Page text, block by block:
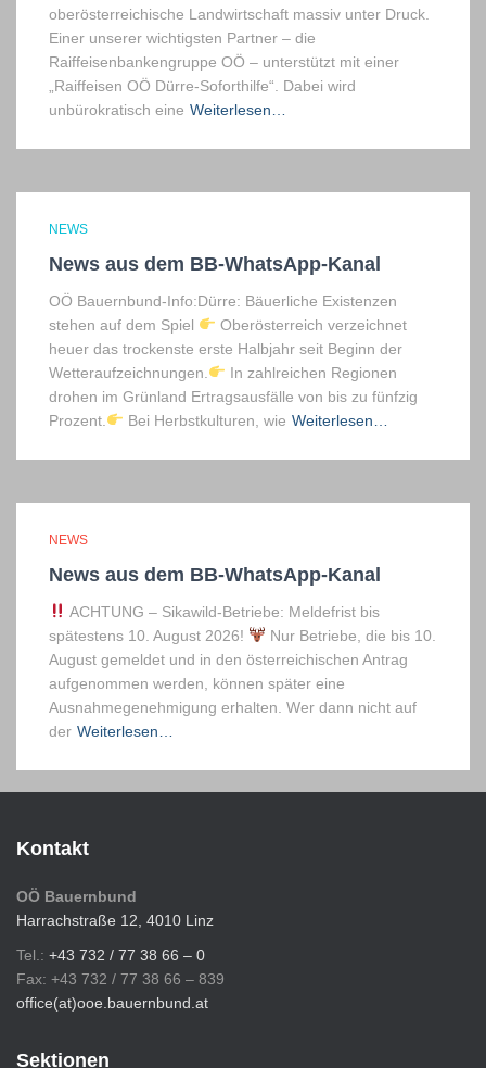
oberösterreichische Landwirtschaft massiv unter Druck.
Einer unserer wichtigsten Partner – die
Raiffeisenbankengruppe OÖ – unterstützt mit einer
„Raiffeisen OÖ Dürre-Soforthilfe“. Dabei wird
unbürokratisch eine Weiterlesen…
NEWS
News aus dem BB-WhatsApp-Kanal
OÖ Bauernbund-Info:Dürre: Bäuerliche Existenzen
stehen auf dem Spiel
Oberösterreich verzeichnet
heuer das trockenste erste Halbjahr seit Beginn der
Wetteraufzeichnungen.
In zahlreichen Regionen
drohen im Grünland Ertragsausfälle von bis zu fünfzig
Prozent.
Bei Herbstkulturen, wie Weiterlesen…
NEWS
News aus dem BB-WhatsApp-Kanal
ACHTUNG – Sikawild-Betriebe: Meldefrist bis
spätestens 10. August 2026!
Nur Betriebe, die bis 10.
August gemeldet und in den österreichischen Antrag
aufgenommen werden, können später eine
Ausnahmegenehmigung erhalten. Wer dann nicht auf
der Weiterlesen…
Kontakt
OÖ Bauernbund
Harrachstraße 12, 4010 Linz
Tel.: +43 732 / 77 38 66 – 0
Fax: +43 732 / 77 38 66 – 839
office(at)ooe.bauernbund.at
Sektionen